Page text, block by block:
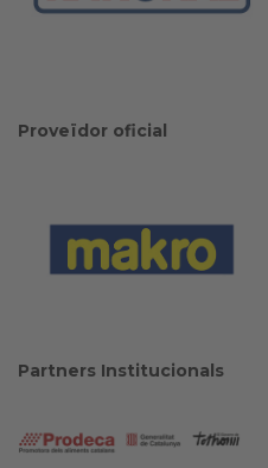
Proveïdor oficial
Partners Institucionals